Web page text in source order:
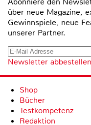
über neue Magazine,
Gewinnspiele, neue
unserer Partner.
Newsletter abbestellen
Shop
Bücher
Testkompetenz
Redaktion